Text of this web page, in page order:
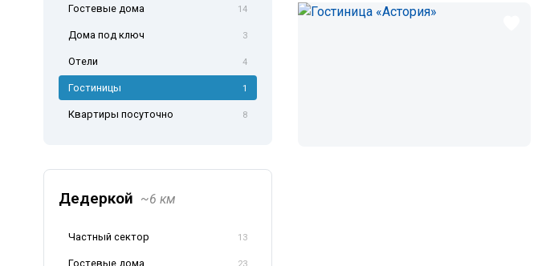
Гостевые дома 14
Дома под ключ 3
Отели 4
Гостиницы 1
Квартиры посуточно 8
Дедеркой ~6 км
Частный сектор 13
Гостевые дома